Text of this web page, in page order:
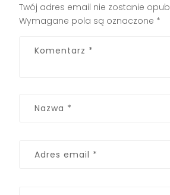
Twój adres email nie zostanie
Wymagane pola są oznaczone *